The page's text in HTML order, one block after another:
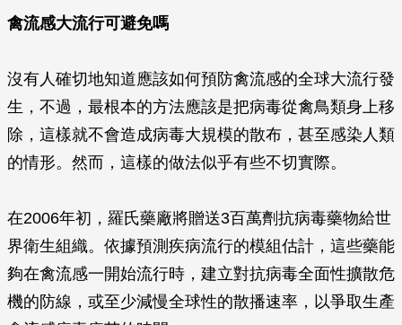
禽流感大流行可避免嗎
沒有人確切地知道應該如何預防禽流感的全球大流行發
生，不過，最根本的方法應該是把病毒從禽鳥類身上移
除，這樣就不會造成病毒大規模的散布，甚至感染人類
的情形。然而，這樣的做法似乎有些不切實際。
在2006年初，羅氏藥廠將贈送3百萬劑抗病毒藥物給世
界衛生組織。依據預測疾病流行的模組估計，這些藥能
夠在禽流感一開始流行時，建立對抗病毒全面性擴散危
機的防線，或至少減慢全球性的散播速率，以爭取生產